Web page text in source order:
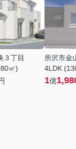
３丁目
㎡)
所沢市金
4LDK
1億